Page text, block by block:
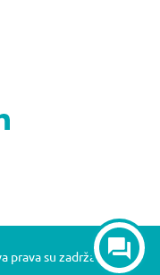
prava su zadržana.